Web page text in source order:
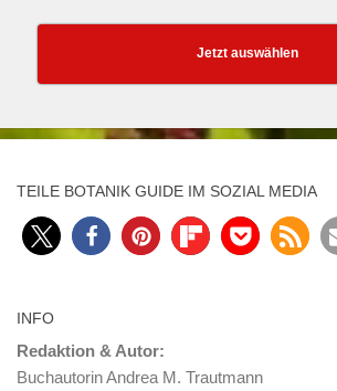
Jetzt auswählen
TEILE BOTANIK GUIDE IM SOZIAL MEDIA
INFO
Redaktion & Autor:
Buchautorin Andrea M. Trautmann